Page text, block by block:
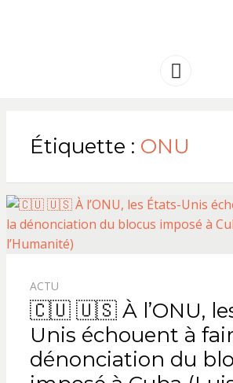
Menu
Étiquette : ONU
ACTU
🇨🇺 🇺🇸 À l’ONU,
Unis échouent à
dénonciation du